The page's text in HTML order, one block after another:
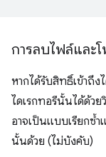
การลบไฟล์และ
หากได้รับสิทธิ์เข้าถึ
ไดเรกทอรีนั้นได้ด้วย
อาจเป็นแบบเรียกซ้
นั้นด้วย (ไม่บังคับ)